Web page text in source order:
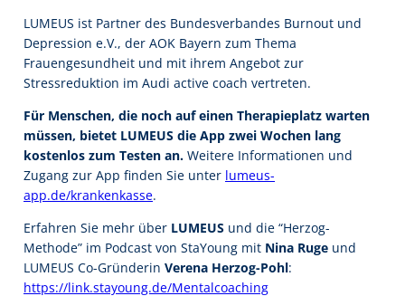
LUMEUS ist Partner des Bundesverbandes Burnout und
Depression e.V., der AOK Bayern zum Thema
Frauengesundheit und mit ihrem Angebot zur
Stressreduktion im Audi active coach vertreten.
Für Menschen, die noch auf einen Therapieplatz warten
müssen, bietet LUMEUS die App zwei Wochen lang
kostenlos zum Testen an. Weitere Informationen und
Zugang zur App finden Sie unter lumeus-
app.de/krankenkasse.
Erfahren Sie mehr über LUMEUS und die “Herzog-
Methode” im Podcast von StaYoung mit Nina Ruge und
LUMEUS Co-Gründerin Verena Herzog-Pohl:
https://link.stayoung.de/Mentalcoaching